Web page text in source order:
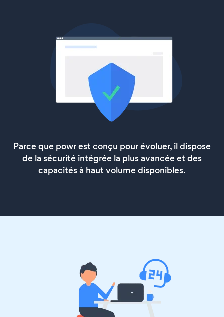
Parce que powr est conçu pour évoluer, il dispose
de la sécurité intégrée la plus avancée et des
capacités à haut volume disponibles.